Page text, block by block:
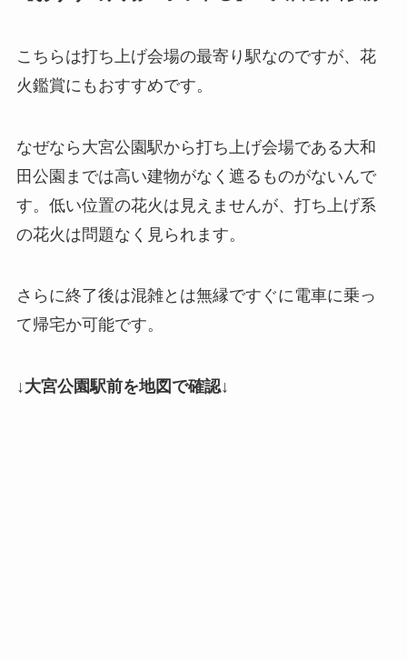
こちらは打ち上げ会場の最寄り駅なのですが、花
火鑑賞にもおすすめです。
なぜなら大宮公園駅から打ち上げ会場である大和
田公園までは高い建物がなく遮るものがないんで
す。低い位置の花火は見えませんが、打ち上げ系
の花火は問題なく見られます。
さらに終了後は混雑とは無縁ですぐに電車に乗っ
て帰宅か可能です。
↓大宮公園駅前を地図で確認↓